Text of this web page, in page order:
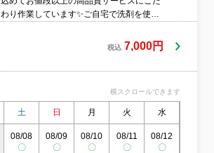
わり作業しています✨ご自宅で洗剤を使う
るご家庭もご安心してお任せいただけるよ
う、身体と環境にやさしいエコ洗剤を使用
ーフォローまで責任を持って対応いたしま
す。ぜひ当店をお選びいただければ幸いで
税込 7,000円
横スクロールできます
土 日 月 火 水
08/08
〇
08/09
〇
08/10
〇
08/11
〇
08/12
〇